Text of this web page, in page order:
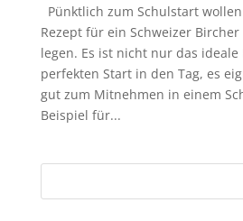
Pünktlich zum Schulstart
Rezept für ein Schweizer
legen. Es ist nicht nur das
perfekten Start in den Tag, es
gut zum Mitnehmen in einem
Beispiel für...